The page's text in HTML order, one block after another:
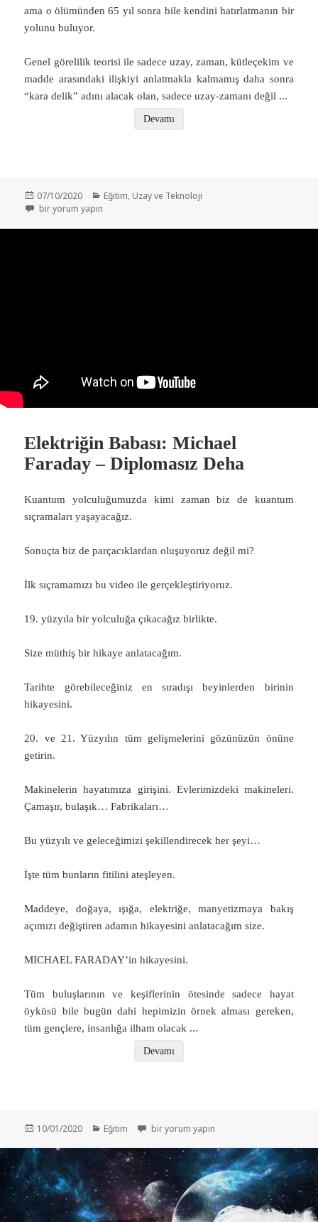
ama o ölümünden 65 yıl sonra bile kendini hatırlatmanın bir
yolunu buluyor.
Genel görelilik teorisi ile sadece uzay, zaman, kütleçekim ve
madde arasındaki ilişkiyi anlatmakla kalmamış daha sonra
“kara delik” adını alacak olan, sadece uzay-zamanı değil ...
Devamı
Yayın
tarihi
07/10/2020 Kategoriler
Eğitim, Uzay ve Teknoloji
2020 Nobel Fizik Ödülleri – “Devlerin Omuzlarında Yükselmek” için
bir yorum yapın
Elektriğin Babası: Michael
Faraday – Diplomasız Deha
Kuantum yolculuğumuzda kimi zaman biz de kuantum
sıçramaları yaşayacağız.
Sonuçta biz de parçacıklardan oluşuyoruz değil mi?
İlk sıçramamızı bu video ile gerçekleştiriyoruz.
19. yüzyıla bir yolculuğa çıkacağız birlikte.
Size müthiş bir hikaye anlatacağım.
Tarihte görebileceğiniz en sıradışı beyinlerden birinin
hikayesini.
20. ve 21. Yüzyılın tüm gelişmelerini gözünüzün önüne
getirin.
Makinelerin hayatımıza girişini. Evlerimizdeki makineleri.
Çamaşır, bulaşık… Fabrikaları…
Bu yüzyılı ve geleceğimizi şekillendirecek her şeyi…
İşte tüm bunların fitilini ateşleyen.
Maddeye, doğaya, ışığa, elektriğe, manyetizmaya bakış
açımızı değiştiren adamın hikayesini anlatacağım size.
MICHAEL FARADAY’in hikayesini.
Tüm buluşlarının ve keşiflerinin ötesinde sadece hayat
öyküsü bile bugün dahi hepimizin örnek alması gereken,
tüm gençlere, insanlığa ilham olacak ...
Devamı
Yayın
10/01/2020 Kategoriler
Eğitim Elektriğin Babası: Michael Faraday –
bir yorum yapın